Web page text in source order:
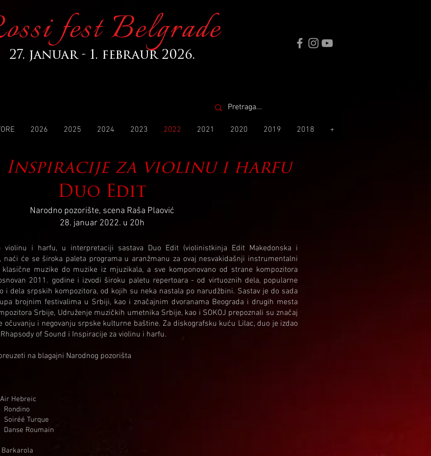
fest Belgrade
27. januar - 1. febraur 2026.
2026 2025 2024 2023 2022 2021 2020 2019 2018 +
Inspiracije za violinu i harfu
Duo Edit
Narodno pozorište, scena Raša Plaović
28. januar 2022. u 20h
violinu i harfu, u interpretaciji sastava Duo Edit (violinistkinja Edit Makedonska i
naći će se široka paleta programa u aranžmanu za ovaj nesvakidašnji instrumentalni
muzike do muzike iz mjuzikala, a sve komponovano od strane kompozitora
2011. godine i izvodi široku paletu repertoara - od virtuoznih dela, popularne
i dela srpskih kompozitora, od kojih su neka nastala po narudžbini. Sastav je do sada
brojnim festivalima u Srbiji, kao i značajnim dvoranama Beograda i drugih mesta
Srbije, Udruženje muzičkih umetnika Srbije, kao i SOKOJ prepoznali su značaj
očuvanju i negovanju srpske kulturne baštine. Za diskografsku kuću Lilac, duo je izdao
of Sound i Inspiracije za violinu i harfu.
na blagajni Narodnog pozorišta
Hebreic
Rondino
Soiréé Turque
Danse Roumain
Barkarola